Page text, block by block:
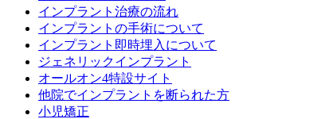
インプラント治療の流れ
インプラントの手術について
インプラント即時埋入について
ジェネリックインプラント
オールオン4特設サイト
他院でインプラントを断られた方
小児矯正